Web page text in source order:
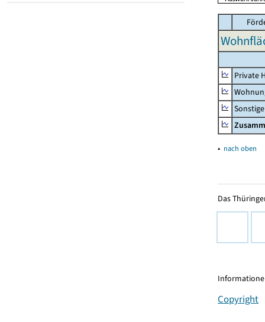
Private
Sonstige
▴ nach oben
Das
Copyright